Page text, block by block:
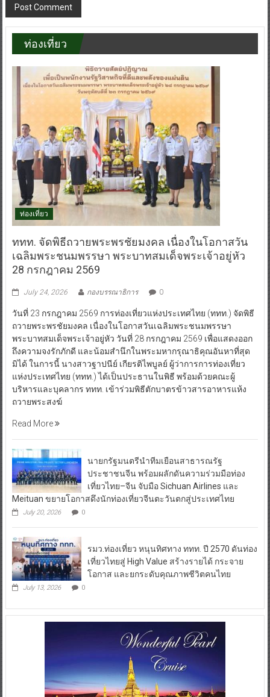
ท่องเที่ยว
ท่องเที่ยว
ททท. จัดพิธีถวายพระพรชัยมงคล เนื่องในโอกาสวัน
เฉลิมพระชนมพรรษา พระบาทสมเด็จพระเจ้าอยู่หัว
28 กรกฎาคม 2569
July 24, 2026 กองบรรณาธิการ 0
วันที่ 23 กรกฎาคม 2569 การท่องเที่ยวแห่งประเทศไทย (ททท.) จัดพิธี
ถวายพระพรชัยมงคล เนื่องในโอกาสวันเฉลิมพระชนมพรรษา
พระบาทสมเด็จพระเจ้าอยู่หัว วันที่ 28 กรกฎาคม 2569 เพื่อแสดงออก
ถึงความจงรักภักดี และน้อมสำนึกในพระมหากรุณาธิคุณอันหาที่สุด
มิได้ ในการนี้ นางสาวฐาปนีย์ เกียรติไพบูลย์ ผู้ว่าการการท่องเที่ยว
แห่งประเทศไทย (ททท.) ได้เป็นประธานในพิธี พร้อมด้วยคณะผู้
บริหารและบุคลากร ททท. เข้าร่วมพิธีตักบาตรข้าวสารอาหารแห้ง
ถวายพระสงฆ์
Read More
นายกรัฐมนตรีนำทีมเยือนสาธารณรัฐ
ประชาชนจีน พร้อมผลักดันความร่วมมือท่อง
เที่ยวไทย–จีน จับมือ Sichuan Airlines และ
Meituan ขยายโอกาสดึงนักท่องเที่ยวจีนตะวันตกสู่ประเทศไทย
July 20, 2026 0
รมว.ท่องเที่ยว หนุนทิศทาง ททท. ปี 2570 ดันท่อง
เที่ยวไทยสู่ High Value สร้างรายได้ กระจาย
โอกาส และยกระดับคุณภาพชีวิตคนไทย
July 13, 2026 0